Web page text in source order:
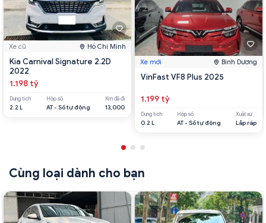
Xe cũ Hồ Chí Minh
Kia Carnival Signature 2.2D
2022
1.198 tỷ
Dung tích
2.2 L
Hộp số
AT - Số tự động
Km đã đi
13,000
Xe mới Bình Dương
VinFast VF8 Plus 2025
1.199 tỷ
Dung tích
0.2 L
Hộp số
AT - Số tự động
Xuất xứ
Lắp ráp
Cùng loại dành cho bạn